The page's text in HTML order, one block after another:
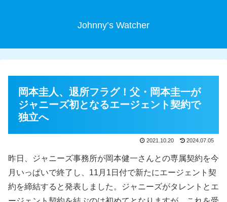
Johnny’s Watcher
岡本圭人、退所フラグ！父・岡本圭一が
ジャニーズ初となるエージェント契約で
独立へ
2021.10.20 2024.07.05
昨日、ジャニーズ事務所が岡本健一さんとの専属契約を今
月いっぱいで終了し、11月1日付で新たにエージェント契
約を締結すると発表しました。ジャニーズがタレントとエ